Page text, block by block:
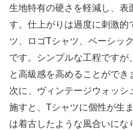
生地特有の硬さを軽減し、表
す。仕上がりは過度に刺激的
ツ、ロゴTシャツ、ベーシッ
です。シンプルな工程です
と高級感を高めることができ
次に、ヴィンテージウォッ
施すと、Tシャツに個性が生
は着古したような風合いに